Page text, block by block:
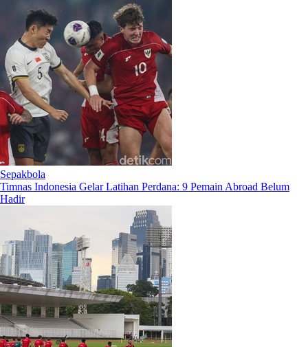
Sepakbola
Timnas Indonesia Gelar Latihan Perdana: 9 Pemain Abroad Belum
Hadir